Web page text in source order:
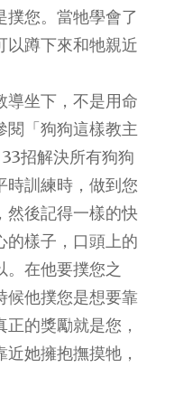
撲您。當牠學會了
以蹲下來和牠親近
導坐下，不是用命
閱「狗狗這樣教主
招解決所有狗狗
時訓練時，做到您
然後記得一樣的快
的樣子，口頭上的
。在他要撲您之
候他撲您是想要靠
的獎勵就是您，
她擁抱撫摸牠，